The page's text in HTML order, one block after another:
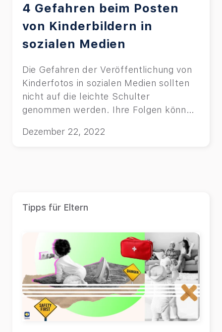
4 Gefahren beim Posten
von Kinderbildern in
sozialen Medien
Die Gefahren der Veröffentlichung von
Kinderfotos in sozialen Medien sollten
nicht auf die leichte Schulter
genommen werden. Ihre Folgen können
Stalking reichen.
Dezember 22, 2022
Tipps für Eltern